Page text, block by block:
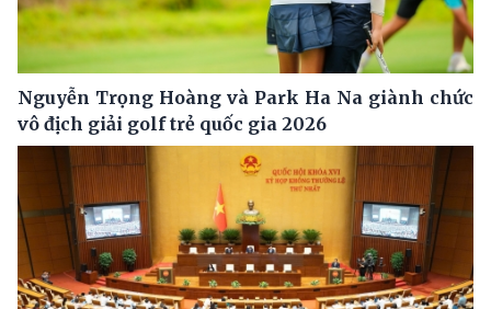
Nguyễn Trọng Hoàng và Park Ha Na giành chức
vô địch giải golf trẻ quốc gia 2026